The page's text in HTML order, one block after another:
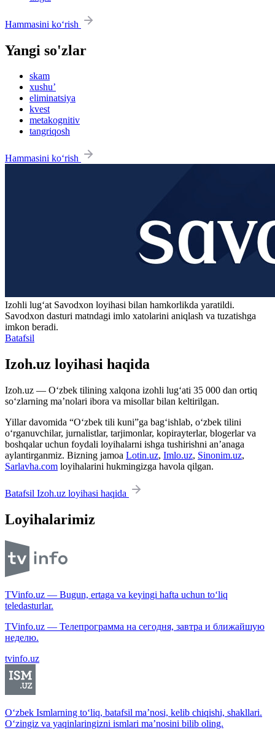
Hammasini ko‘rish
Yangi so'zlar
skam
xushu’
eliminatsiya
kvest
metakognitiv
tangriqosh
Hammasini ko‘rish
Izohli lugʻat Savodxon loyihasi bilan hamkorlikda yaratildi.
Savodxon dasturi matndagi imlo xatolarini aniqlash va tuzatishga
imkon beradi.
Batafsil
Izoh.uz loyihasi haqida
Izoh.uz — O‘zbek tilining xalqona izohli lug‘ati 35 000 dan ortiq
so‘zlarning ma’nolari ibora va misollar bilan keltirilgan.
Yillar davomida “O‘zbek tili kuni”ga bag‘ishlab, o‘zbek tilini
o‘rganuvchilar, jurnalistlar, tarjimonlar, kopirayterlar, blogerlar va
boshqalar uchun foydali loyihalarni ishga tushirishni an’anaga
aylantirganmiz. Bizning jamoa Lotin.uz, Imlo.uz, Sinonim.uz,
Sarlavha.com loyihalarini hukmingizga havola qilgan.
Batafsil Izoh.uz loyihasi haqida
Loyihalarimiz
TVinfo.uz — Bugun, ertaga va keyingi hafta uchun to‘liq
teledasturlar.
TVinfo.uz — Телепрограмма на сегодня, завтра и ближайшую
неделю.
tvinfo.uz
O‘zbek Ismlarning to‘liq, batafsil ma’nosi, kelib chiqishi, shakllari.
O‘zingiz va yaqinlaringizni ismlari ma’nosini bilib oling.